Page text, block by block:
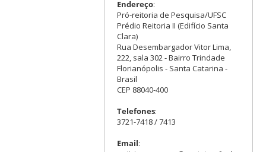
Endereço:
Pró-reitoria de Pesquisa/UFSC
Prédio Reitoria II (Edifício Santa
Clara)
Rua Desembargador Vitor Lima,
222, sala 302 - Bairro Trindade
Florianópolis - Santa Catarina -
Brasil
CEP 88040-400
Telefones:
3721-7418 / 7413
Email: